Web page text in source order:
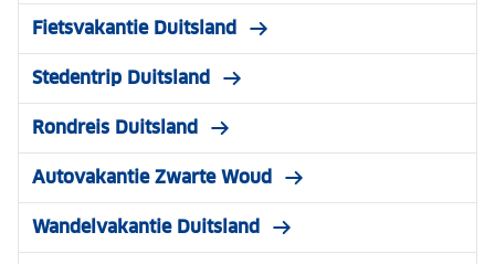
Fietsvakantie Duitsland
Stedentrip Duitsland
Rondreis Duitsland
Autovakantie Zwarte Woud
Wandelvakantie Duitsland